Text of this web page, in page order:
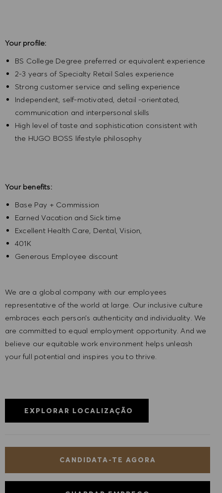
Your profile:
BS College Degree preferred or equivalent experience
2-3 years of Specialty Retail Sales experience
Strong customer service and selling experience
Independent, self-motivated, detail -orientated,
communication and interpersonal skills
High level of taste and sophistication consistent with
the HUGO BOSS lifestyle philosophy
Your benefits:
Base Pay + Commission
Earned Vacation and Sick time
Excellent Health Care, Dental, Vision,
401K
Generous Employee discount
We are a global company with our employees
representative of the world at large. Our inclusive culture
embraces each person’s authenticity and individuality. We
are committed to equal employment opportunity. And we
believe our equitable work environment helps unleash
your full potential and inspires you to thrive.
EXPLORAR LOCALIZAÇÃO
CANDIDATA-TE AGORA